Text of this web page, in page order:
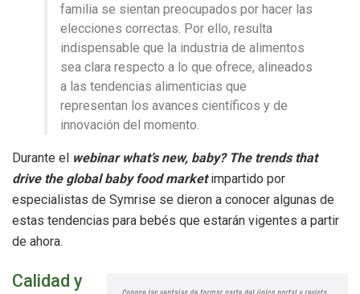
familia se sientan preocupados por hacer las
elecciones correctas. Por ello, resulta
indispensable que la industria de alimentos
sea clara respecto a lo que ofrece, alineados
a las tendencias alimenticias que
representan los avances científicos y de
innovación del momento.
Durante el webinar what’s new, baby? The trends that
drive the global baby food marketimpartido por
especialistas de Symrise se dieron a conocer algunas de
estas tendencias para bebés que estarán vigentes a partir
de ahora.
Calidad y